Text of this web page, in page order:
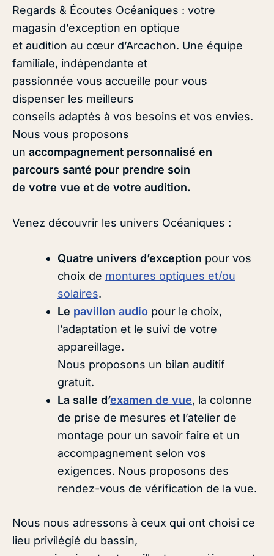
Regards & Écoutes Océaniques : votre
magasin d’exception en optique
et audition au cœur d’Arcachon. Une équipe
familiale, indépendante et
passionnée vous accueille pour vous
dispenser les meilleurs
conseils adaptés à vos besoins et vos envies.
Nous vous proposons
un accompagnement personnalisé en
parcours santé pour prendre soin
de votre vue et de votre audition.
Venez découvrir les univers Océaniques :
Quatre univers d’exception pour vos
choix de montures optiques et/ou
solaires.
Le pavillon audio pour le choix,
l’adaptation et le suivi de votre
appareillage.
Nous proposons un bilan auditif
gratuit.
La salle d’examen de vue, la colonne
de prise de mesures et l’atelier de
montage pour un savoir faire et un
accompagnement selon vos
exigences. Nous proposons des
rendez-vous de vérification de la vue.
Nous nous adressons à ceux qui ont choisi ce
lieu privilégié du bassin,